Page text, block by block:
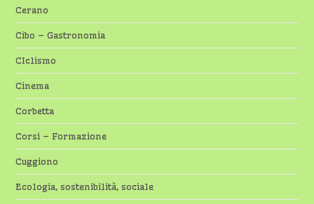
Cerano
Cibo – Gastronomia
CIclismo
Cinema
Corbetta
Corsi – Formazione
Cuggiono
Ecologia, sostenibilità, sociale